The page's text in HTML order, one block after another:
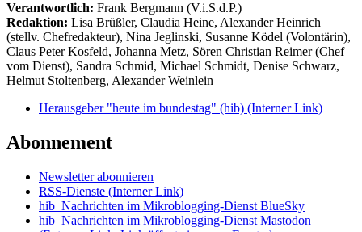
Verantwortlich: Frank Bergmann (V.i.S.d.P.)
Redaktion: Lisa Brüßler, Claudia Heine, Alexander Heinrich
(stellv. Chefredakteur), Nina Jeglinski, Susanne Ködel (Volontärin),
Claus Peter Kosfeld, Johanna Metz, Sören Christian Reimer (Chef
vom Dienst), Sandra Schmid, Michael Schmidt, Denise Schwarz,
Helmut Stoltenberg, Alexander Weinlein
Herausgeber "heute im bundestag" (hib) (Interner Link)
Abonnement
Newsletter abonnieren
RSS-Dienste (Interner Link)
hib_Nachrichten im Mikroblogging-Dienst BlueSky
hib_Nachrichten im Mikroblogging-Dienst Mastodon